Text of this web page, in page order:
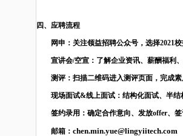
四、应聘流程
网申：关注领益招聘公众号，选择2021
宣讲会/空宣：了解企业资讯、薪酬福利
测评：扫描二维码进入测评页面，完成
现场面试&线上面试：结构化面试、半
签约录用：确定合作意向、发放offer、
邮箱： chen.min.yue@lingyiitech.com